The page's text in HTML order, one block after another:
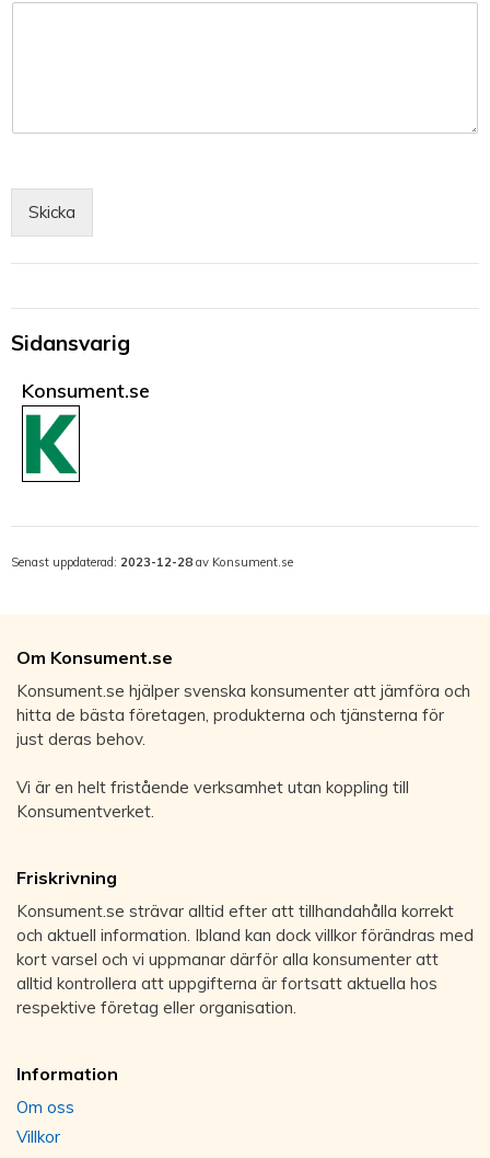
Skicka
Sidansvarig
Konsument.se
Senast uppdaterad: 2023-12-28 av Konsument.se
Om Konsument.se
Konsument.se hjälper svenska konsumenter att jämföra och
hitta de bästa företagen, produkterna och tjänsterna för
just deras behov.
Vi är en helt fristående verksamhet utan koppling till
Konsumentverket.
Friskrivning
Konsument.se strävar alltid efter att tillhandahålla korrekt
och aktuell information. Ibland kan dock villkor förändras med
kort varsel och vi uppmanar därför alla konsumenter att
alltid kontrollera att uppgifterna är fortsatt aktuella hos
respektive företag eller organisation.
Information
Om oss
Villkor